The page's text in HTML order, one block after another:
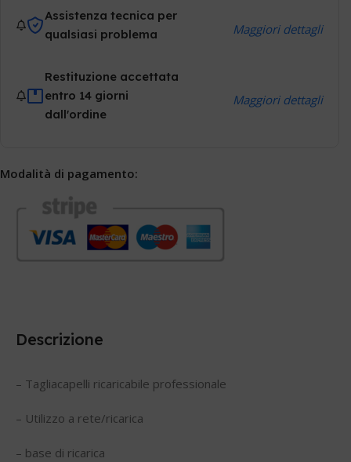
Assistenza tecnica per
qualsiasi problema
Maggiori dettagli
Restituzione accettata
entro 14 giorni
dall'ordine
Maggiori dettagli
Modalità di pagamento:
Descrizione
– Tagliacapelli ricaricabile professionale
– Utilizzo a rete/ricarica
– base di ricarica